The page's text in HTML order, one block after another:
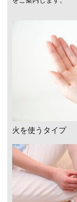
火を使うタイプ